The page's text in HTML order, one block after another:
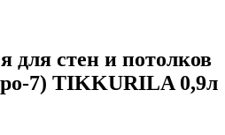
для стен и потолков
7) TIKKURILA 0,9л